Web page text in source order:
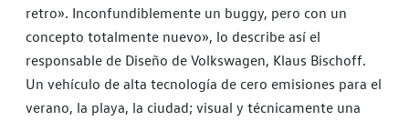
retro». Inconfundiblemente un buggy, pero con un
concepto totalmente nuevo», lo describe así el
responsable de Diseño de Volkswagen, Klaus Bischoff.
Un vehículo de alta tecnología de cero emisiones para el
verano, la playa, la ciudad; visual y técnicamente una